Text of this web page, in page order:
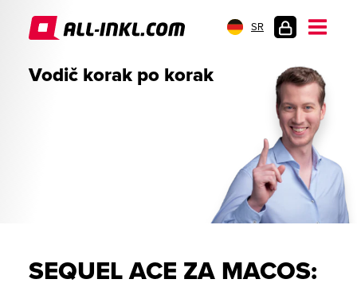
SR
Vodič korak po korak
SEQUEL ACE ZA MACOS: